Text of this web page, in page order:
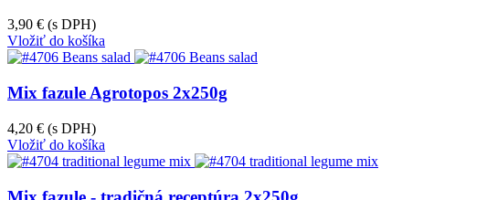
3,90 € (s DPH)
Vložiť do košíka
Mix fazule Agrotopos 2x250g
4,20 € (s DPH)
Vložiť do košíka